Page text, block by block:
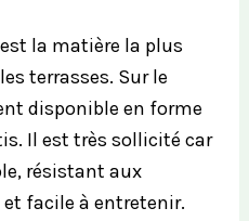
la matière la plus
terrasses. Sur le
disponible en forme
Il est très sollicité car
résistant aux
facile à entretenir.